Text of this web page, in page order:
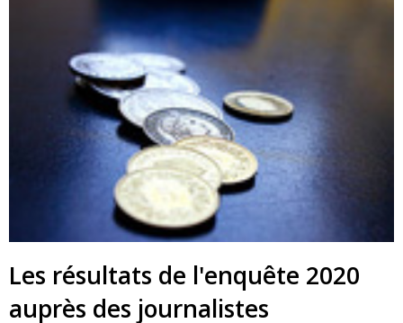
Les résultats de l'enquête 2020
auprès des journalistes